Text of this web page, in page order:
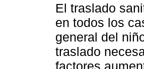
El traslado
en todos los
general del
traslado
factores